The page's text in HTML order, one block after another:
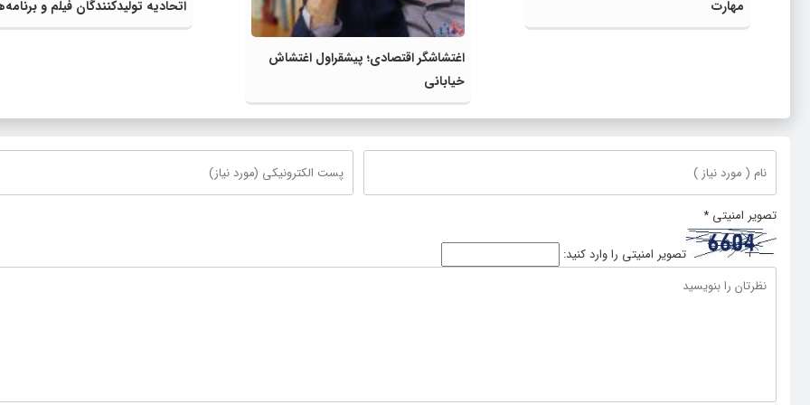
مهارت
اغتشاشگر اقتصادی؛ پیشقراول اغتشاش
خیابانی
اتحادیه تولیدکنندگان فیلم و
تصویری ایران برگزار شد
تصویر امنیتی *
تصویر امنیتی را وارد کنید: